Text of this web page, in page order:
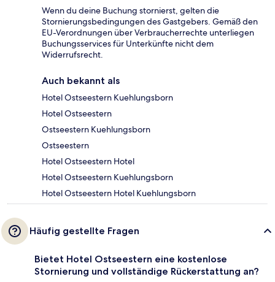
Wenn du deine Buchung stornierst, gelten die
Stornierungsbedingungen des Gastgebers. Gemäß den
EU-Verordnungen über Verbraucherrechte unterliegen
Buchungsservices für Unterkünfte nicht dem
Widerrufsrecht.
Auch bekannt als
Hotel Ostseestern Kuehlungsborn
Hotel Ostseestern
Ostseestern Kuehlungsborn
Ostseestern
Hotel Ostseestern Hotel
Hotel Ostseestern Kuehlungsborn
Hotel Ostseestern Hotel Kuehlungsborn
Häufig gestellte Fragen
Bietet Hotel Ostseestern eine kostenlose
Stornierung und vollständige Rückerstattung an?